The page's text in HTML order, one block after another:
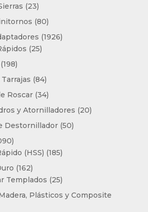
2323
productos
8080
productos
19261926
2525
198198
productos
8484
productos
Roscar 3434
productos
y Atornilladores 2020
Destornillador 5050
1090
productos
(HSS) 185185
162162
productos
Templados 2525
productos
Plásticos y Composite